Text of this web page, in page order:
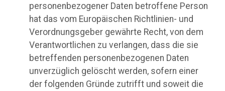
personenbezogener Daten betroffene Person
hat das vom Europäischen Richtlinien- und
Verordnungsgeber gewährte Recht, von dem
Verantwortlichen zu verlangen, dass die sie
betreffenden personenbezogenen Daten
unverzüglich gelöscht werden, sofern einer
der folgenden Gründe zutrifft und soweit die